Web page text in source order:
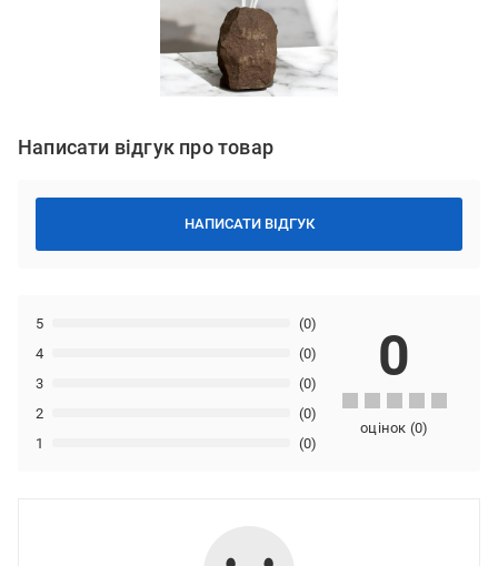
Написати відгук про товар
НАПИСАТИ ВІДГУК
1 (0)
2 (0)
3 (0)
4 (0)
5 (0)
0
оцінок (0)